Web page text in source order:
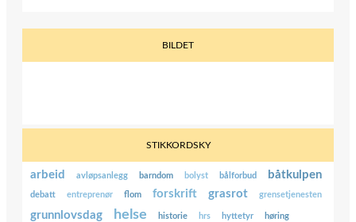
BILDET
STIKKORDSKY
arbeid avløpsanlegg barndom bolyst bålforbud båtkulpen
debatt entreprenør flom forskrift grasrot grensetjenesten
grunnlovsdag helse historie hrs hyttetyr høring